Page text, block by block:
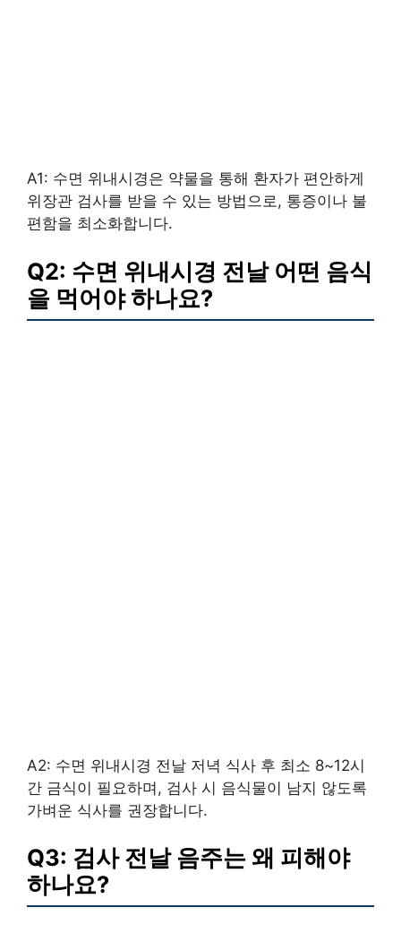
A1: 수면 위내시경은 약물을 통해 환자가 편안하게
위장관 검사를 받을 수 있는 방법으로, 통증이나 불
편함을 최소화합니다.
Q2: 수면 위내시경 전날 어떤 음식
을 먹어야 하나요?
A2: 수면 위내시경 전날 저녁 식사 후 최소 8~12시
간 금식이 필요하며, 검사 시 음식물이 남지 않도록
가벼운 식사를 권장합니다.
Q3: 검사 전날 음주는 왜 피해야
하나요?